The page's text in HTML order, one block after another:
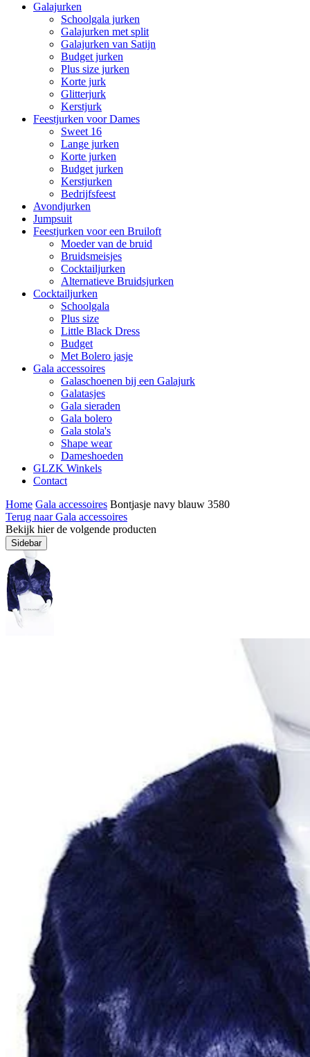
Galajurken
Schoolgala jurken
Galajurken met split
Galajurken van Satijn
Budget jurken
Plus size jurken
Korte jurk
Glitterjurk
Kerstjurk
Feestjurken voor Dames
Sweet 16
Lange jurken
Korte jurken
Budget jurken
Kerstjurken
Bedrijfsfeest
Avondjurken
Jumpsuit
Feestjurken voor een Bruiloft
Moeder van de bruid
Bruidsmeisjes
Cocktailjurken
Alternatieve Bruidsjurken
Cocktailjurken
Schoolgala
Plus size
Little Black Dress
Budget
Met Bolero jasje
Gala accessoires
Galaschoenen bij een Galajurk
Galatasjes
Gala sieraden
Gala bolero
Gala stola's
Shape wear
Dameshoeden
GLZK Winkels
Contact
Home Gala accessoires Bontjasje navy blauw 3580
Terug naar Gala accessoires
Bekijk hier de volgende producten
Sidebar